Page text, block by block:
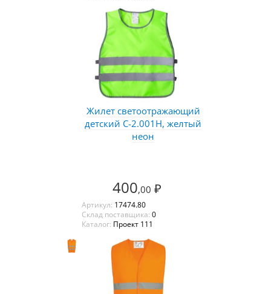
Жилет светоотражающий
детский С-2.001Н, желтый
неон
400,00 ₽
Артикул: 17474.80
Склад поставщика: 0
Каталог: Проект 111